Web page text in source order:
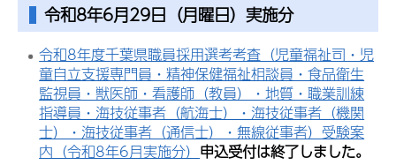
令和8年6月29日（月曜日）実施分
令和8年度千葉県職員採用選考考査（児童福祉司・児
童自立支援専門員・精神保健福祉相談員・食品衛生
監視員・獣医師・看護師（教員）・地質・職業訓練
指導員・海技従事者（航海士）・海技従事者（機関
士）・海技従事者（通信士）・無線従事者）受験案
内（令和8年6月実施分） 申込受付は終了しました。